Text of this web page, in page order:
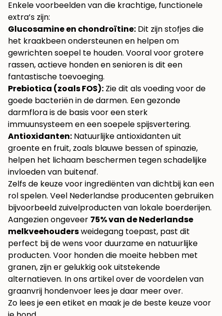
Enkele voorbeelden van die krachtige, functionele
extra’s zijn:
Glucosamine en chondroïtine: Dit zijn stofjes die
het kraakbeen ondersteunen en helpen om
gewrichten soepel te houden. Vooral voor grotere
rassen, actieve honden en senioren is dit een
fantastische toevoeging.
Prebiotica (zoals FOS): Zie dit als voeding voor de
goede bacteriën in de darmen. Een gezonde
darmflora is de basis voor een sterk
immuunsysteem en een soepele spijsvertering.
Antioxidanten: Natuurlijke antioxidanten uit
groente en fruit, zoals blauwe bessen of spinazie,
helpen het lichaam beschermen tegen schadelijke
invloeden van buitenaf.
Zelfs de keuze voor ingrediënten van dichtbij kan een
rol spelen. Veel Nederlandse producenten gebruiken
bijvoorbeeld zuivelproducten van lokale boerderijen.
Aangezien ongeveer 75% van de Nederlandse
melkveehoudersweidegang toepast, past dit
perfect bij de wens voor duurzame en natuurlijke
producten. Voor honden die moeite hebben met
granen, zijn er gelukkig ook uitstekende
alternatieven. In ons artikel over de voordelen van
graanvrij hondenvoer lees je daar meer over.
Zo lees je een etiket en maak je de beste keuze voor